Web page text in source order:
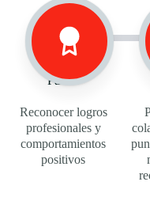
Paso 1
Reconocer logros
profesionales y
comportamientos
positivos